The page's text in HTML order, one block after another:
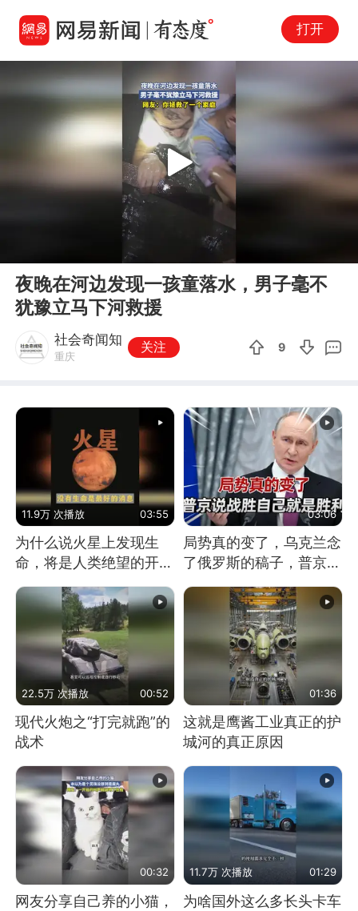
打开
Play
夜晚在河边发现一孩童落水，男子毫不
犹豫立马下河救援
社会奇闻知
重庆
关注 9
11.9万 次播放 03:55
为什么说火星上发现生
命，将是人类绝望的开
始？
03:06
局势真的变了，乌克兰念
了俄罗斯的稿子，普京说
战胜自己就是胜利
22.5万 次播放 00:52
现代火炮之“打完就跑”的
战术
01:36
这就是鹰酱工业真正的护
城河的真正原因
00:32
网友分享自己养的小猫，
11.7万 次播放 01:29
为啥国外这么多长头卡车